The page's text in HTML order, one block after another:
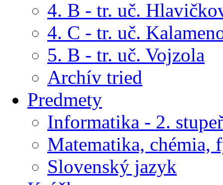
4. B - tr. uč.
4. C - tr. uč.
5. B - tr. uč. Vojzola
Archív tried
Predmety
Informatika - 2.
Matematika, chémia,
Slovenský jazyk